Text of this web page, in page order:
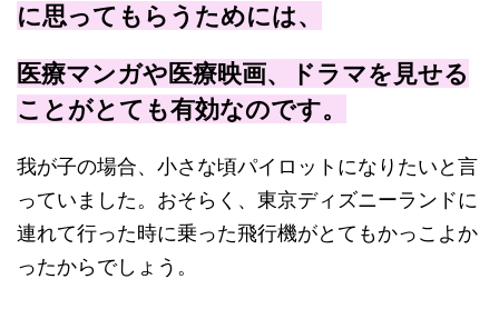
に思ってもらうためには、
医療マンガや医療映画、ドラマを見せる
ことがとても有効なのです。
我が子の場合、小さな頃パイロットになりたいと言
っていました。おそらく、東京ディズニーランドに
連れて行った時に乗った飛行機がとてもかっこよか
ったからでしょう。